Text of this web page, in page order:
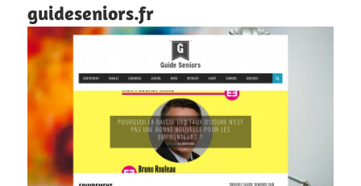
guideseniors.fr